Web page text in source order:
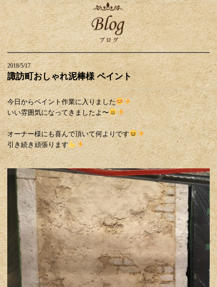
2018/5/17
諏訪町おしゃれ泥棒様 ペイント
今日からペイント作業に入りました
いい雰囲気になってきましたよ〜
オーナー様にも喜んで頂いて何よりです
引き続き頑張ります